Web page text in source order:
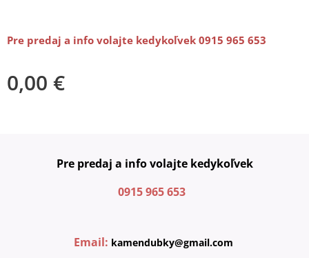
Pre predaj a info volajte kedykoľvek 0915 965 653
0,00 €
Pre predaj a info volajte kedykoľvek
0915 965 653
Email: kamendubky@gmail.com